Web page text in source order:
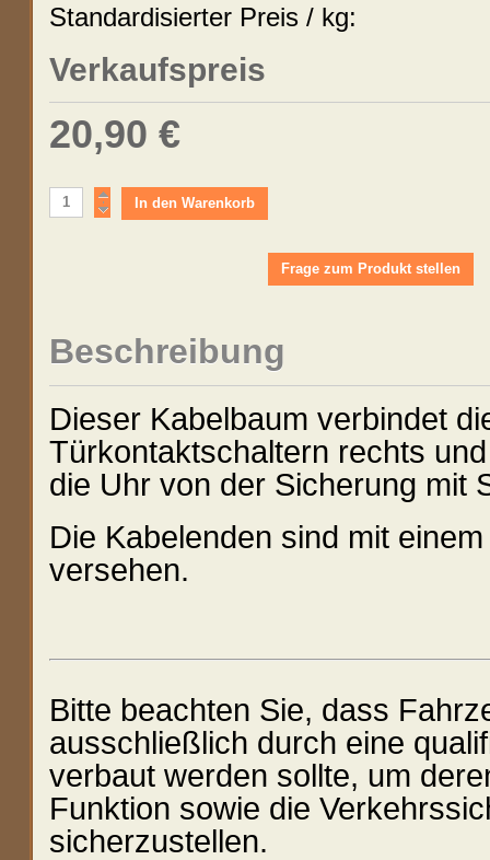
Standardisierter Preis / kg:
Verkaufspreis
20,90 €
Frage zum Produkt stellen
Beschreibung
Dieser Kabelbaum verbindet
Türkontaktschaltern rechts
die Uhr von der Sicherung mit
Die Kabelenden sind mit
versehen.
Bitte beachten Sie, dass
ausschließlich durch eine
verbaut werden sollte, um
Funktion sowie die
sicherzustellen.